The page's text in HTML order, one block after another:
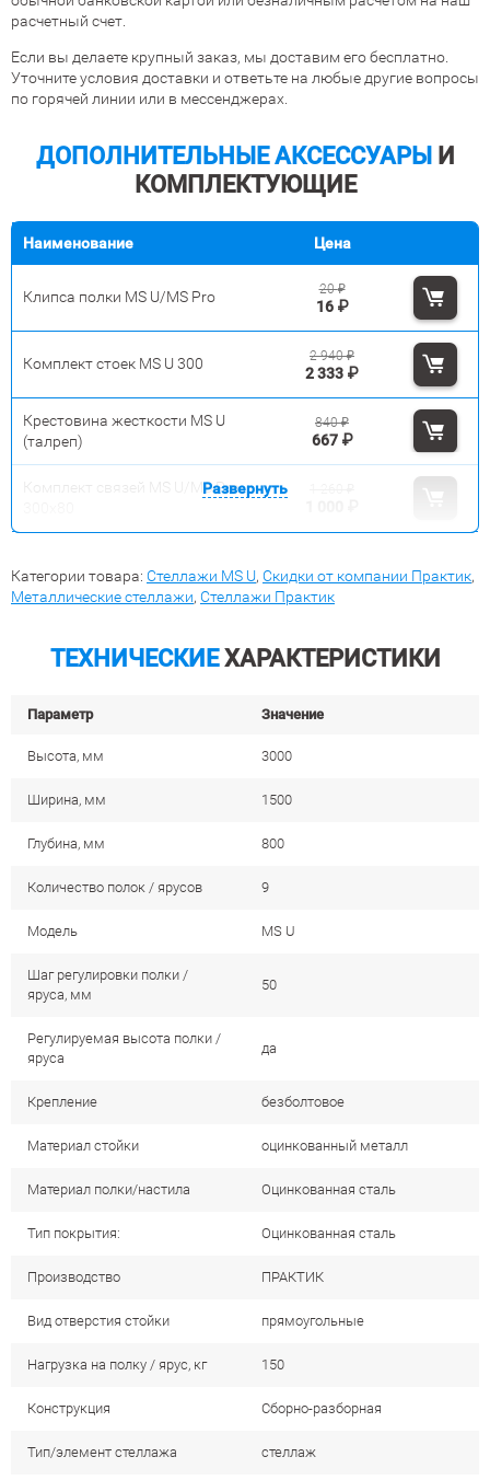
расчетный счет.
Если вы делаете крупный заказ, мы доставим его бесплатно.
Уточните условия доставки и ответьте на любые другие вопросы
по горячей линии или в мессенджерах.
ДОПОЛНИТЕЛЬНЫЕ АКСЕССУАРЫ И
КОМПЛЕКТУЮЩИЕ
Наименование Цена
Клипса полки MS U/MS Pro
16 ₽
20₽
Комплект стоек MS U 300
2 333 ₽
2 940₽
Крестовина жесткости MS U
(талреп)
667 ₽
840₽
Комплект связей MS U/MS ProРазвернуть
Категории товара: Стеллажи MS U, Скидки от компании Практик,
Металлические стеллажи, Стеллажи Практик
ТЕХНИЧЕСКИЕХАРАКТЕРИСТИКИ
Параметр Значение
Высота, мм 3000
Ширина, мм 1500
Глубина, мм 800
Количество полок / ярусов 9
Модель MS U
Шаг регулировки полки /
яруса, мм
50
Регулируемая высота полки /
яруса
да
Крепление безболтовое
Материал стойки оцинкованный металл
Материал полки/настила Оцинкованная сталь
Тип покрытия: Оцинкованная сталь
Производство ПРАКТИК
Вид отверстия стойки прямоугольные
Нагрузка на полку / ярус, кг 150
Конструкция Сборно-разборная
Тип/элемент стеллажа стеллаж